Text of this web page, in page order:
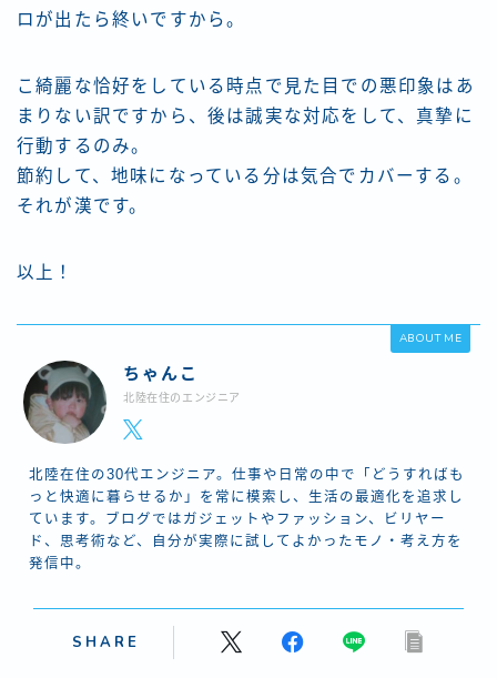
ロが出たら終いですから。
こ綺麗な恰好をしている時点で見た目での悪印象はあ
まりない訳ですから、後は誠実な対応をして、真摯に
行動するのみ。
節約して、地味になっている分は気合でカバーする。
それが漢です。
以上！
ABOUT ME
ちゃんこ
北陸在住のエンジニア
北陸在住の30代エンジニア。仕事や日常の中で「どうすればも
っと快適に暮らせるか」を常に模索し、生活の最適化を追求し
ています。ブログではガジェットやファッション、ビリヤー
ド、思考術など、自分が実際に試してよかったモノ・考え方を
発信中。
SHARE